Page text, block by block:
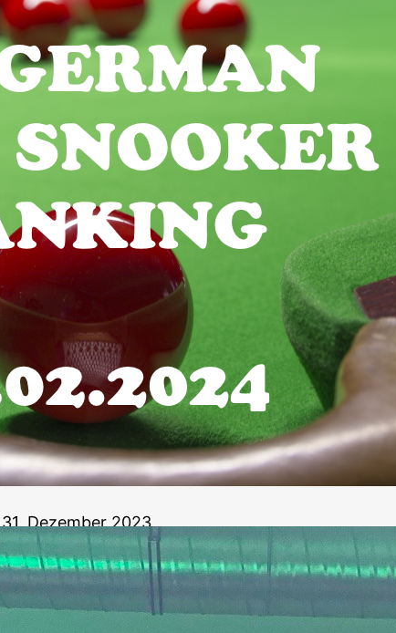
Frank Nitsche
Ralf Dahn Dritter
heimischen
Am 10.02.2024 fand bei uns eines der drei
Snooker Ranking der über-50-jährigen statt.
Türklingel ein ums andere Mal von
unserem Club vertraut machen wollten. Neben
wurde es genossen auch mal mit Leuten zu…
Weiterlesen
31. Dezember 2023
Noah Kodri